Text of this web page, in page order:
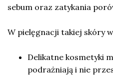
sebum oraz zatykania
W pielęgnacji takiej skóry
Delikatne kosmetyki
podrażniają i nie